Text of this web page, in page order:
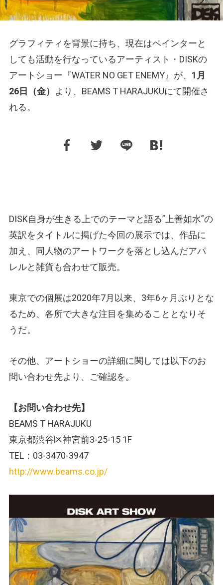
グラフィティを背景に持ち、現在はペインターと
しても活動を行なっているアーティスト・DISKの
アートショー『WATER NO GET ENEMY』が、 1月
26日（金） より、BEAMS T HARAJUKUにて開催さ
れる。
DISK自身が生きる上でのテーマと語る”上善如水”の
英訳をタイトルに掲げた今回の展示では、作品に
加え、同人物のアートワークを落とし込んだアパ
レルと雑貨も合わせて販売。
東京での個展は2020年7月以来、3年6ヶ月ぶりとな
るため、各所で大きな注目を集めることとなりそ
うだ。
その他、アートショーの詳細に関しては以下のお
問い合わせ先より、ご確認を。
【お問い合わせ先】
BEAMS T HARAJUKU
東京都渋谷区神宮前3-25-15 1F
TEL：03-3470-3947
http://www.beams.co.jp/